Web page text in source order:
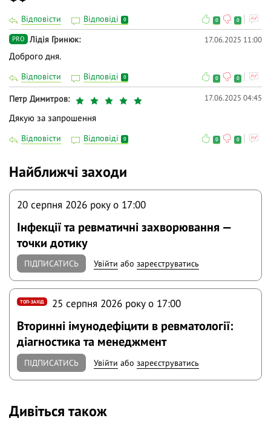
Відповісти Відповіді 0 0 0
PRO Лідія Гринюк 17.06.2025 11:00
Доброго дня.
Відповісти Відповіді 0 0 0
Петр Димитров 17.06.2025 04:45
Дякую за запрошення
Відповісти Відповіді 0 0 0
Найближчі заходи
20 серпня 2026 року o 17:00
Інфекції та ревматичні захворювання —
точки дотику
ПІДПИСАТИСЬ Увійти абозареєструватись
ТОП-ЗАХІД 25 серпня 2026 року o 17:00
Вторинні імунодефіцити в ревматології:
діагностика та менеджмент
ПІДПИСАТИСЬ Увійти абозареєструватись
Дивіться також